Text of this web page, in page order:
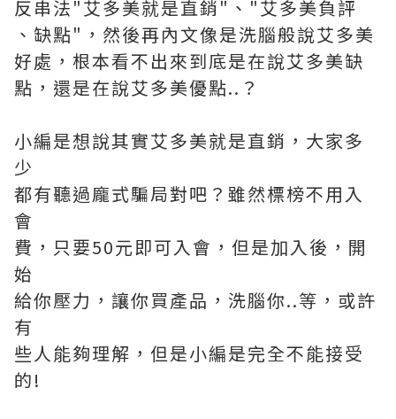
反串法"艾多美就是直銷"、"艾多美負評
、缺點"，然後再內文像是洗腦般說艾多美
好處，根本看不出來到底是在說艾多美缺
點，還是在說艾多美優點..？
小編是想說其實艾多美就是直銷，大家多
少
都有聽過龐式騙局對吧？雖然標榜不用入
會
費，只要50元即可入會，但是加入後，開
始
給你壓力，讓你買產品，洗腦你..等，或許
有
些人能夠理解，但是小編是完全不能接受
的!